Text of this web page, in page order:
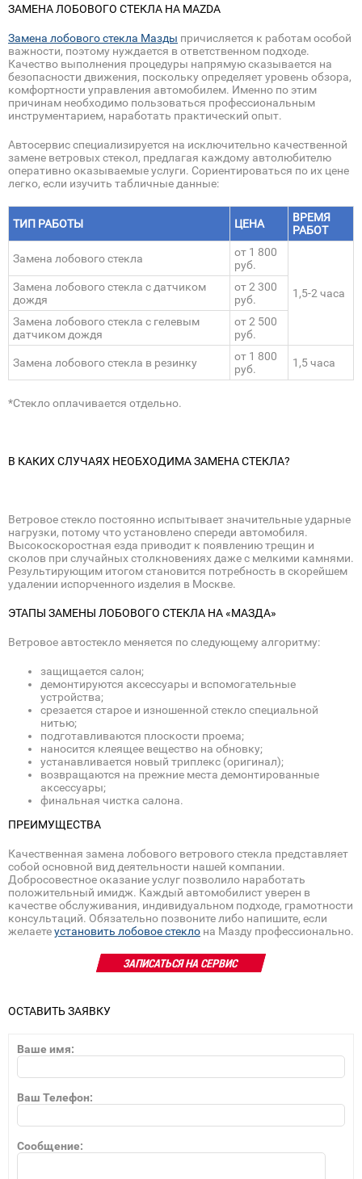
ЗАМЕНА ЛОБОВОГО СТЕКЛА НА MAZDA
Замена лобового стекла Мазды причисляется к работам особой
важности, поэтому нуждается в ответственном подходе.
Качество выполнения процедуры напрямую сказывается на
безопасности движения, поскольку определяет уровень обзора,
комфортности управления автомобилем. Именно по этим
причинам необходимо пользоваться профессиональным
инструментарием, наработать практический опыт.
Автосервис специализируется на исключительно качественной
замене ветровых стекол, предлагая каждому автолюбителю
оперативно оказываемые услуги. Сориентироваться по их цене
легко, если изучить табличные данные:
ТИП РАБОТЫ ЦЕНА
ВРЕМЯ
РАБОТ
Замена лобового стекла
от 1 800
руб.
1,5-2 часа
Замена лобового стекла с датчиком
дождя
от 2 300
руб.
Замена лобового стекла с гелевым
датчиком дождя
от 2 500
руб.
Замена лобового стекла в резинку
от 1 800
руб.
1,5 часа
*Стекло оплачивается отдельно.
В КАКИХ СЛУЧАЯХ НЕОБХОДИМА ЗАМЕНА СТЕКЛА?
Ветровое стекло постоянно испытывает значительные ударные
нагрузки, потому что установлено спереди автомобиля.
Высокоскоростная езда приводит к появлению трещин и
сколов при случайных столкновениях даже с мелкими камнями.
Результирующим итогом становится потребность в скорейшем
удалении испорченного изделия в Москве.
ЭТАПЫ ЗАМЕНЫ ЛОБОВОГО СТЕКЛА НА «МАЗДА»
Ветровое автостекло меняется по следующему алгоритму:
защищается салон;
демонтируются аксессуары и вспомогательные
устройства;
срезается старое и изношенной стекло специальной
нитью;
подготавливаются плоскости проема;
наносится клеящее вещество на обновку;
устанавливается новый триплекс (оригинал);
возвращаются на прежние места демонтированные
аксессуары;
финальная чистка салона.
ПРЕИМУЩЕСТВА
Качественная замена лобового ветрового стекла представляет
собой основной вид деятельности нашей компании.
Добросовестное оказание услуг позволило наработать
положительный имидж. Каждый автомобилист уверен в
качестве обслуживания, индивидуальном подходе, грамотности
консультаций. Обязательно позвоните либо напишите, если
желаетеустановить лобовое стекло на Мазду профессионально.
ЗАПИСАТЬСЯ НА СЕРВИС
ОСТАВИТЬ ЗАЯВКУ
Ваше имя:
Ваш Телефон:
Сообщение: